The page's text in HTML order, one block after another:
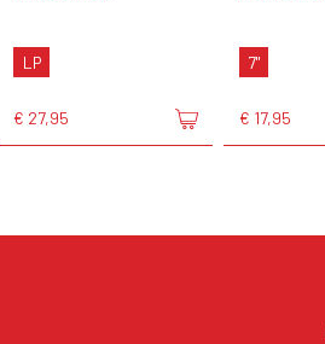
LP
€ 27,95
7"
€ 17,95